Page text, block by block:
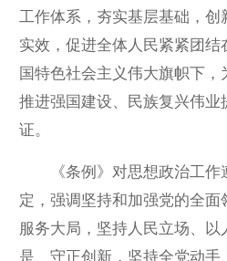
工作体系，夯实基层基础，
实效，促进全体人民紧紧团结
国特色社会主义伟大旗帜下
推进强国建设、民族复兴伟业
证。
《条例》对思想政治工作
定，强调坚持和加强党的全面
服务大局，坚持人民立场、以
是、守正创新，坚持全党动手